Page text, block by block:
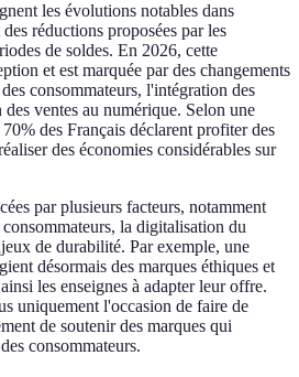
les évolutions notables dans
réductions proposées par les
de soldes. En 2026, cette
et est marquée par des changements
consommateurs, l'intégration des
ventes au numérique. Selon une
70% des Français déclarent profiter des
des économies considérables sur
par plusieurs facteurs, notamment
la digitalisation du
de durabilité. Par exemple, une
désormais des marques éthiques et
les enseignes à adapter leur offre.
uniquement l'occasion de faire de
de soutenir des marques qui
consommateurs.